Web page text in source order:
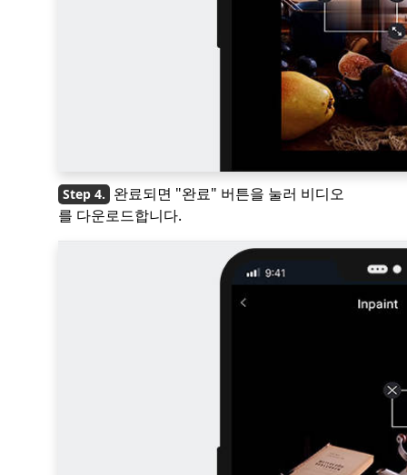
완료되면 "완료" 버튼을 눌러 비디오
를 다운로드합니다.